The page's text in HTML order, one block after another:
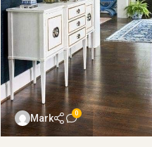
Gia Huy 0
Gốm Sứ Nhật Bản,Nghệ Nhân Nhật
07 Th8 2024
Những lò
bật của